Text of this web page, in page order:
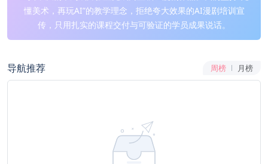
懂美术，再玩AI”的教学理念，拒绝夸大效果的AI漫剧培训宣
传，只用扎实的课程交付与可验证的学员成果说话。
导航推荐 周榜 月榜